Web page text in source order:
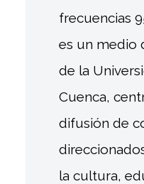
frecuencias
es un medio
de la
Cuenca,
difusión de
la cultura,